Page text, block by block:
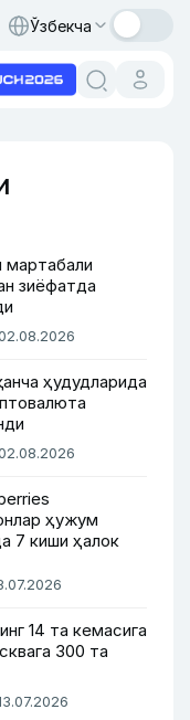
Ўзбекча
зиёфатда
ҳудудларида
ҳужум
7 киши ҳалок
14 та кемасига
300 та